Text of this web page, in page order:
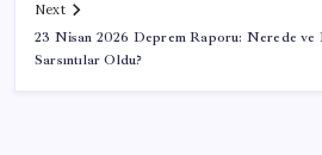
Next
23 Nisan 2026 Deprem Raporu: Nerede ve
Sarsıntılar Oldu?